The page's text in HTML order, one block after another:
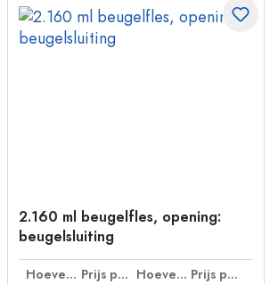
2.160 ml beugelfles, opening:
beugelsluiting
Hoeveelheid Prijs per eenheid Hoeveelheid
Prijs per eenheid